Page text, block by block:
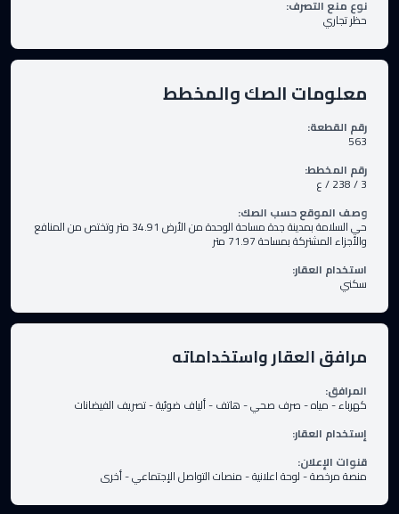
نوع منع التصرف:
حظر تجاري
معلومات الصك والمخطط
رقم القطعة:
563
رقم المخطط:
3 / 238 / ع
وصف الموقع حسب الصك:
حي السلامة بمدينة جدة مساحة الوحدة من الأرض 34.91 متر وتختص من المنافع
والأجزاء المشتركة بمساحة 71.97 متر
استخدام العقار:
سكني
مرافق العقار واستخداماته
المرافق:
كهرباء-مياه-صرف صحي-هاتف-ألياف ضوئية-تصريف الفيضانات
إستخدام العقار:
قنوات الإعلان:
منصة مرخصة-لوحة اعلانية-منصات التواصل الإجتماعي-أخرى